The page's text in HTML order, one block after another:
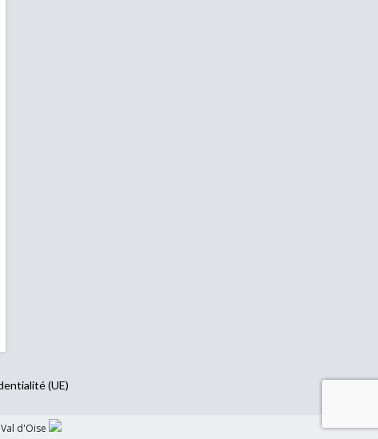
(UE)
d'Oise